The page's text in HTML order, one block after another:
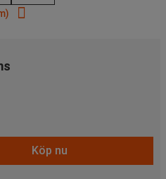
Köp nu